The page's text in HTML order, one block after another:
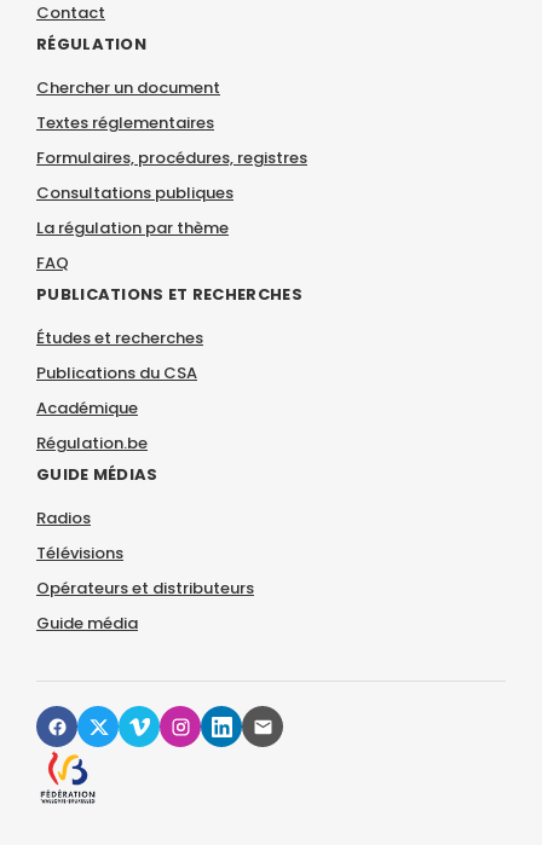
Contact
RÉGULATION
Chercher un document
Textes réglementaires
Formulaires, procédures, registres
Consultations publiques
La régulation par thème
FAQ
PUBLICATIONS ET RECHERCHES
Études et recherches
Publications du CSA
Académique
Régulation.be
GUIDE MÉDIAS
Radios
Télévisions
Opérateurs et distributeurs
Guide média